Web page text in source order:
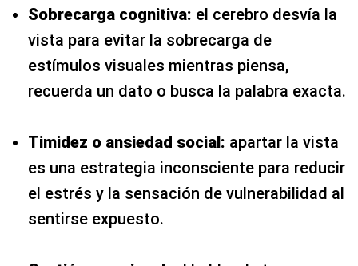
Sobrecarga cognitiva: el cerebro desvía la
vista para evitar la sobrecarga de
estímulos visuales mientras piensa,
recuerda un dato o busca la palabra exacta.
Timidez o ansiedad social: apartar la vista
es una estrategia inconsciente para reducir
el estrés y la sensación de vulnerabilidad al
sentirse expuesto.